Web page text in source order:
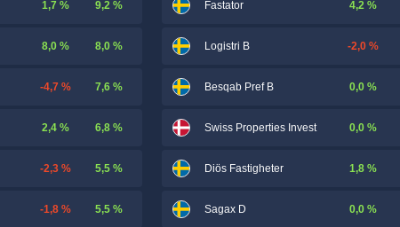
1,7 % 9,2 %
8,0 % 8,0 %
-4,7 % 7,6 %
2,4 % 6,8 %
-2,3 % 5,5 %
-1,8 % 5,5 %
Fastator 4,2 %
Logistri B -2,0 %
Besqab Pref B 0,0 %
Swiss Properties Invest 0,0 %
Diös Fastigheter 1,8 %
Sagax D 0,0 %